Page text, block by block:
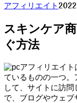
アフィリエイト
スキンケア
ぐ方法
アフィリエイ
ているものの一つ。
して、サイトに訪
で、ブログやウェブ